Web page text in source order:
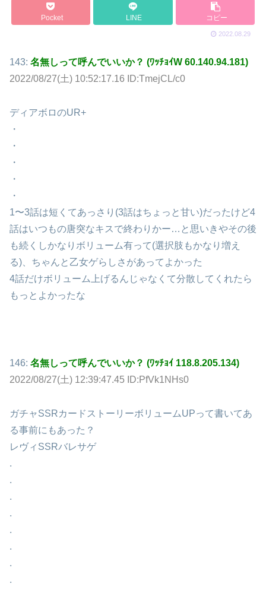
Pocket LINE コピー
2022.08.29
143: 名無しって呼んでいいか？ (ﾜｯﾁｮｲW 60.140.94.181)
2022/08/27(土) 10:52:17.16 ID:TmejCL/c0
ディアボロのUR+
・
・
・
・
・
1〜3話は短くてあっさり(3話はちょっと甘い)だったけど4
話はいつもの唐突なキスで終わりかー…と思いきやその後
も続くしかなりボリューム有って(選択肢もかなり増え
る)、ちゃんと乙女ゲらしさがあってよかった
4話だけボリューム上げるんじゃなくて分散してくれたら
もっとよかったな
146: 名無しって呼んでいいか？ (ﾜｯﾁｮｲ 118.8.205.134)
2022/08/27(土) 12:39:47.45 ID:PfVk1NHs0
ガチャSSRカードストーリーボリュームUPって書いてあ
る事前にもあった？
レヴィSSRバレサゲ
.
.
.
.
.
.
.
.